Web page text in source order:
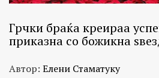
Грчки браќа креираа
приказна со божикна
Автор: Елени Стаматуку